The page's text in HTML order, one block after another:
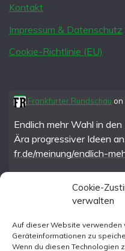
Cookie-
verwalten
Auf dieser Website verwenden
Geräteinformationen zu
Wenn du diesen Technologien
Kontakt
Impressum & Datenschutz
Cookie-Richtlinie (EU)
Frankfurter Rundschau on
Endlich mehr Wahl in
Ära progressiver Ideen
fr.de/meinung/endlich-
Instagram